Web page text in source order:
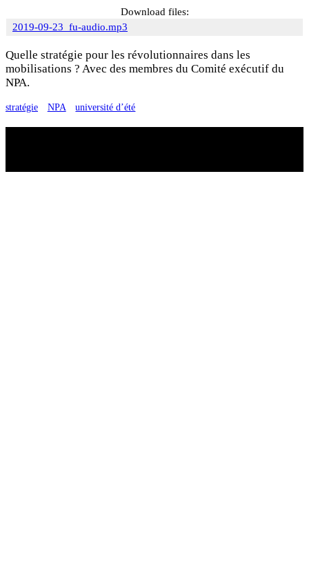
Download files:
2019-09-23_fu-audio.mp3
Quelle stratégie pour les révolutionnaires dans les
mobilisations ? Avec des membres du Comité exécutif du
NPA.
stratégie NPA université d’été